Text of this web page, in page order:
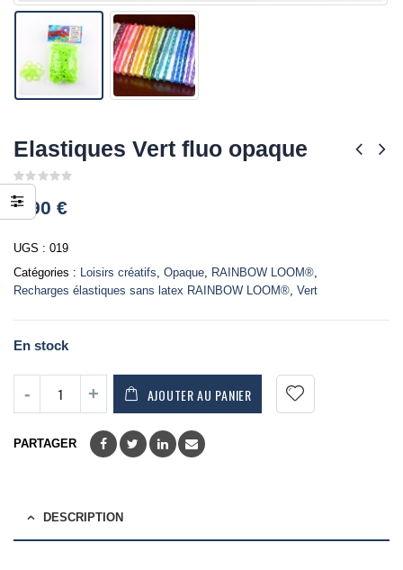
Elastiques Vert fluo opaque
0
out
of
3,90 €
UGS : 019
Catégories : Loisirs créatifs Opaque RAINBOW LOOM®
Recharges élastiques sans latex RAINBOW LOOM® Vert
En stock
AJOUTER AU PANIER
PARTAGER
DESCRIPTION